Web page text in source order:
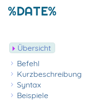
%DATE%
Übersicht
Befehl
Kurzbeschreibung
Syntax
Beispiele